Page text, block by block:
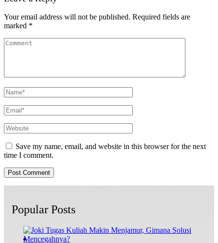
Your email address will not be published. Required fields are
marked *
Save my name, email, and website in this browser for the next
time I comment.
Popular Posts